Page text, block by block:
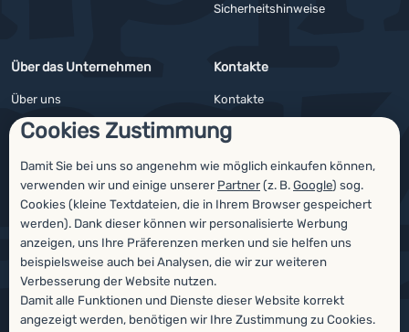
Cookies Zustimmung
Damit Sie bei uns so angenehm wie möglich einkaufen können,
verwenden wir und einige unserer Partner(z. B.Google) sog.
Cookies (kleine Textdateien, die in Ihrem Browser gespeichert
werden). Dank dieser können wir personalisierte Werbung
anzeigen, uns Ihre Präferenzen merken und sie helfen uns
beispielsweise auch bei Analysen, die wir zur weiteren
Verbesserung der Website nutzen.
Damit alle Funktionen und Dienste dieser Website korrekt
angezeigt werden, benötigen wir Ihre Zustimmung zu Cookies.
Sicherheitshinweise
Über das Unternehmen
Über uns
Impressum
4camping4nature
Unsere Tester
Kontakte
Kontakte
Angebote für Firmen und Vereine
Newsletter
Auszeichnungen